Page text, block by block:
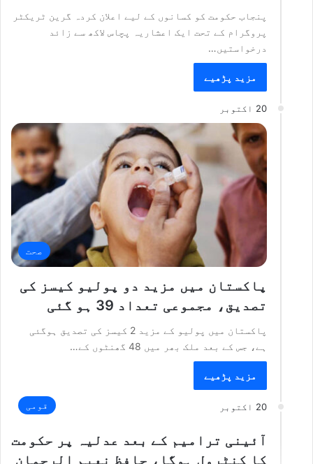
پنجاب حکومت کو کسانوں کے لیے اعلان کردہ گرین ٹریکٹر
پروگرام کے تحت ایک اعشاریہ پچاس لاکھ سے زائد
درخواستیں…
مزید پڑھیے
20 اکتوبر
صحت
پاکستان میں مزید دو پولیو کیسز کی
تصدیق، مجموعی تعداد 39 ہو گئی
پاکستان میں پولیو کے مزید 2 کیسز کی تصدیق ہوگئی
ہے، جس کے بعد ملک بھر میں 48 گھنٹوں کے…
مزید پڑھیے
20 اکتوبر قومی
آئینی ترامیم کے بعد عدلیہ پر حکومت
کا کنٹرول ہوگا، حافظ نعیم الرحمان